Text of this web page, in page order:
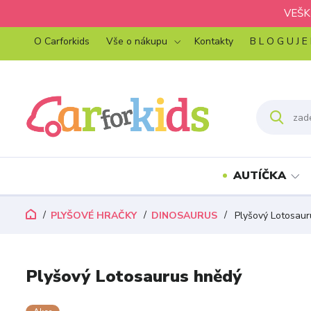
O Carforkids Vše o nákupu Kontakty B L O G U J E
AUTÍČKA
PLYŠOVÉ HRAČKY DINOSAURUS Plyšový
Plyšový Lotosaurus hnědý